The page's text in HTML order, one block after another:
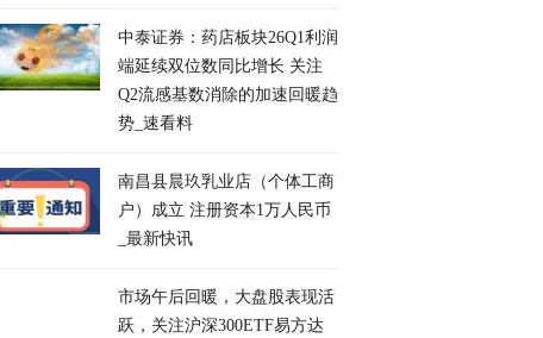
中泰证券：药店板块26Q1利润
端延续双位数同比增长 关注
Q2流感基数消除的加速回暖趋
势_速看料
南昌县晨玖乳业店（个体工商
户）成立 注册资本1万人民币
_最新快讯
市场午后回暖，大盘股表现活
跃，关注沪深300ETF易方达